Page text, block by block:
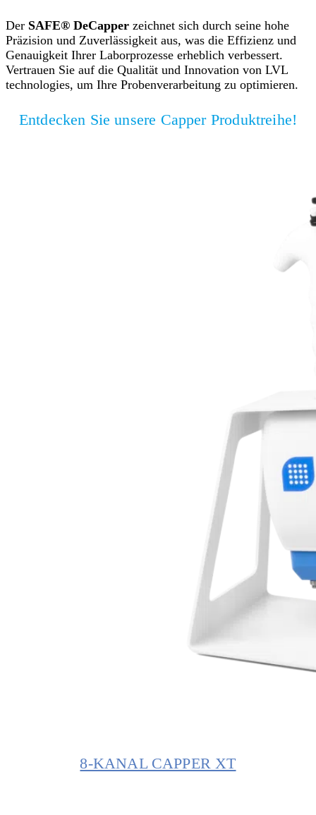
Der SAFE® DeCapper zeichnet sich durch seine hohe
Präzision und Zuverlässigkeit aus, was die Effizienz und
Genauigkeit Ihrer Laborprozesse erheblich verbessert.
Vertrauen Sie auf die Qualität und Innovation von LVL
technologies, um Ihre Probenverarbeitung zu optimieren.
Entdecken Sie unsere Capper Produktreihe!
8-KANAL CAPPER XT